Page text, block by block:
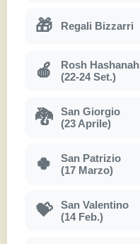
🎁 Regali Bizzarri
🍎
Rosh Hashanah
(22-24 Set.)
🐉
San Giorgio
(23 Aprile)
🍀
San Patrizio
(17 Marzo)
💝
San Valentino
(14 Feb.)